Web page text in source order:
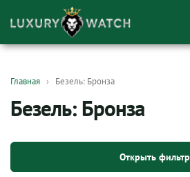
товаров
Главная Безель: Бронза
Безель: Бронза
Открыть фильтр